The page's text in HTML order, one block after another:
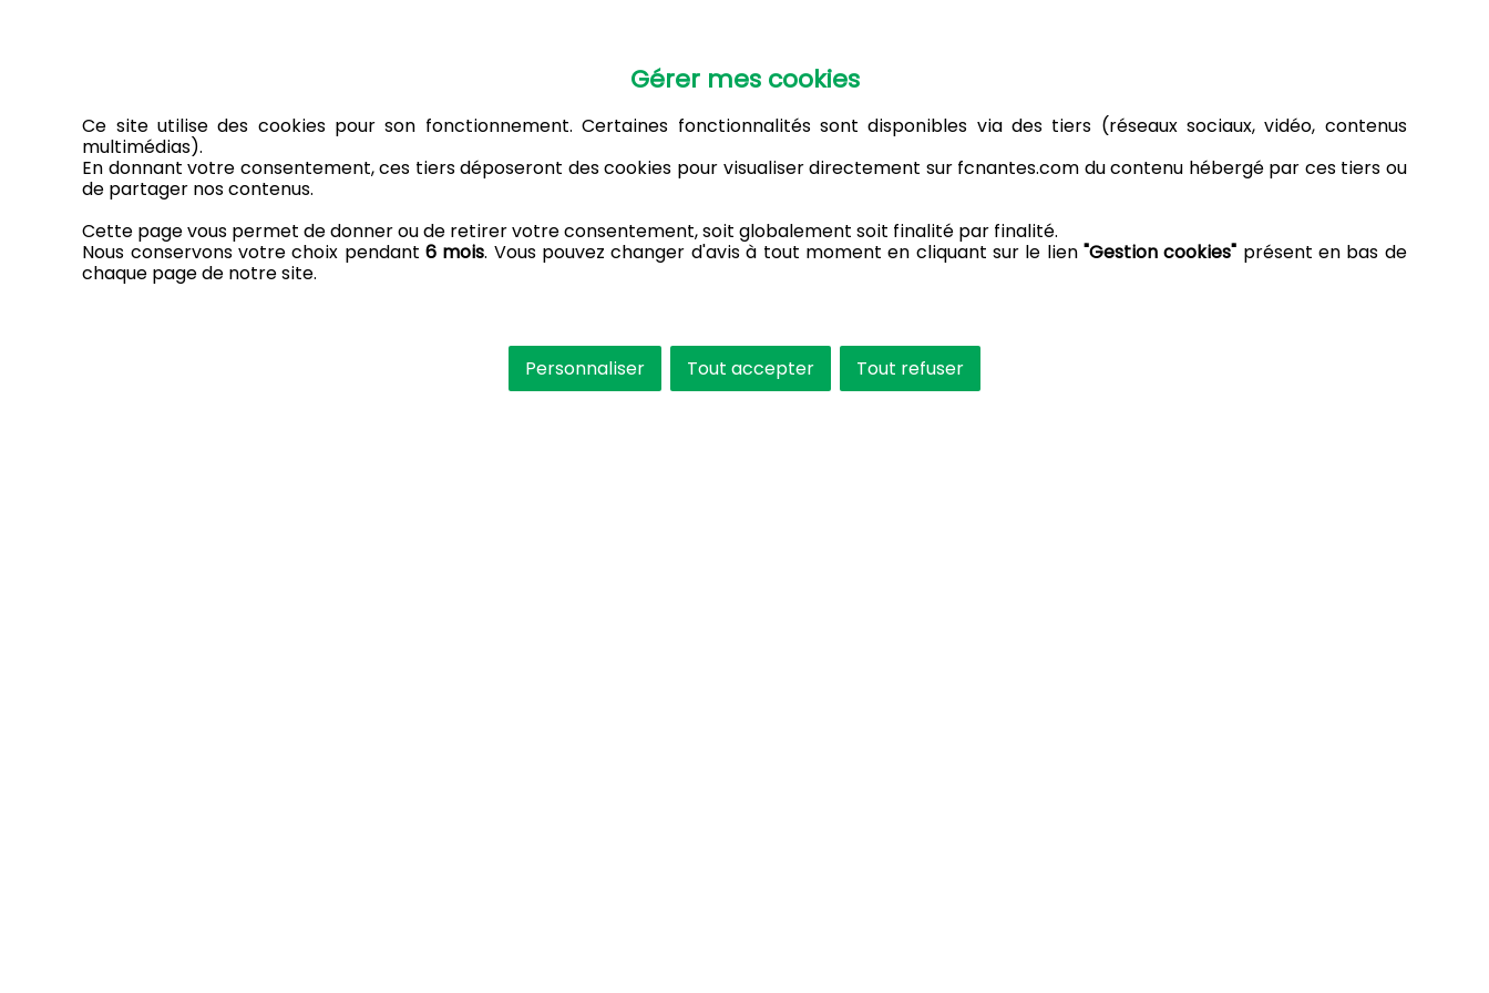
Gérer mes cookies
Ce site utilise des cookies pour son fonctionnement. Certaines fonctionnalités sont disponibles via des tiers (réseaux sociaux, vidéo, contenus
multimédias).
En donnant votre consentement, ces tiers déposeront des cookies pour visualiser directement sur fcnantes.com du contenu hébergé par ces tiers ou
de partager nos contenus.
Cette page vous permet de donner ou de retirer votre consentement, soit globalement soit finalité par finalité.
Nous conservons votre choix pendant6 mois. Vous pouvez changer d'avis à tout moment en cliquant sur le lien "Gestion cookies" présent en bas de
chaque page de notre site.
Personnaliser Tout accepter Tout refuser